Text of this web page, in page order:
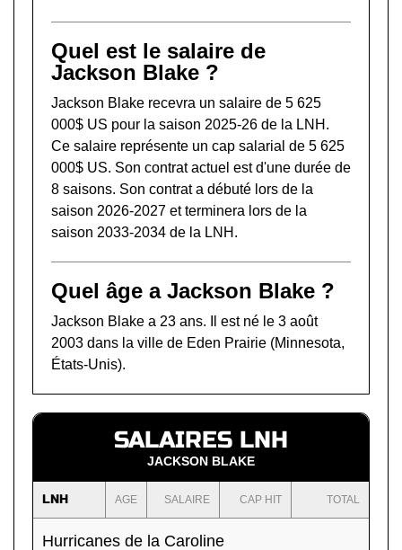
Quel est le salaire de
Jackson Blake ?
Jackson Blake recevra un salaire de 5 625
000$ US pour la saison 2025-26 de la LNH.
Ce salaire représente un cap salarial de 5 625
000$ US. Son contrat actuel est d'une durée de
8 saisons. Son contrat a débuté lors de la
saison 2026-2027 et terminera lors de la
saison 2033-2034 de la LNH.
Quel âge a Jackson Blake ?
Jackson Blake a 23 ans. Il est né le 3 août
2003 dans la ville de Eden Prairie (Minnesota,
États-Unis).
SALAIRES LNH
JACKSON BLAKE
LNH AGE SALAIRE CAP HIT TOTAL
Hurricanes de la Caroline